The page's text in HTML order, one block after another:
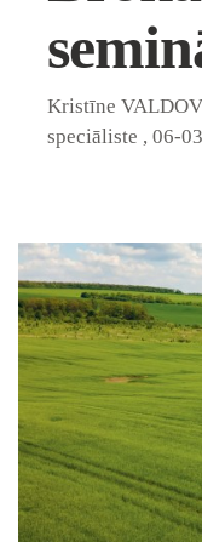
Kristīne
speciāliste , 06-